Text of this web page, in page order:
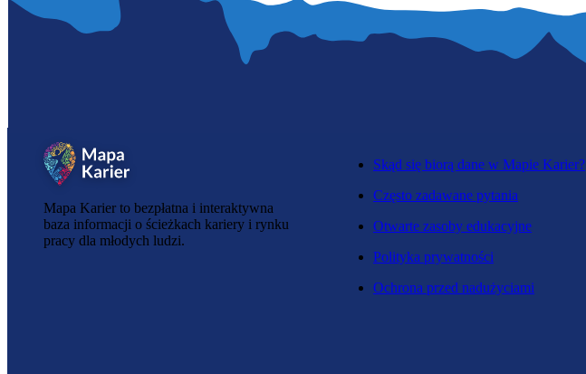
Mapa Karier to bezpłatna i interaktywna
baza informacji o ścieżkach kariery i rynku
pracy dla młodych ludzi.
Skąd się biorą dane w Mapie Karier?
Często zadawane pytania
Otwarte zasoby edukacyjne
Polityka prywatności
Ochrona przed nadużyciami